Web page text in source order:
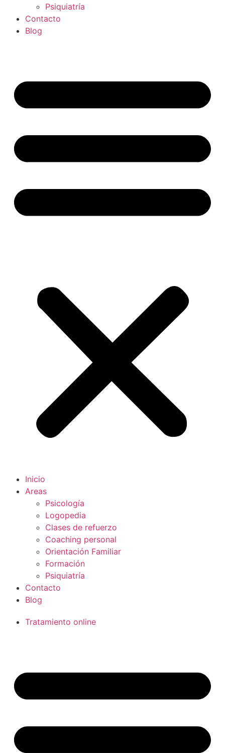
Psiquiatría
Contacto
Blog
Inicio
Areas
Psicología
Logopedia
Clases de refuerzo
Coaching personal
Orientación Familiar
Formación
Psiquiatría
Contacto
Blog
Tratamiento online